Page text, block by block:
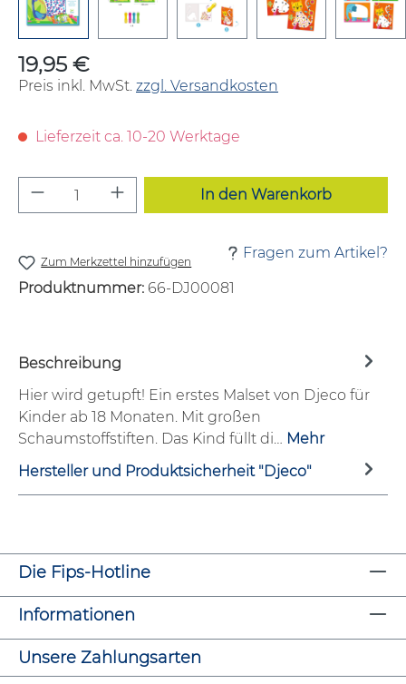
Regulärer Preis:
19,95 €
Preis inkl. MwSt. zzgl. Versandkosten
Lieferzeit ca. 10-20 Werktage
Produkt Anzahl: Gib den
In den Warenkorb
Zum Merkzettel hinzufügen
Fragen zum Artikel?
Produktnummer: 66-DJ00081
Beschreibung
Hier wird getupft! Ein erstes Malset von Djeco für
Kinder ab 18 Monaten. Mit großen
Schaumstoffstiften. Das Kind füllt di… Mehr
Hersteller und Produktsicherheit "Djeco"
Die Fips-Hotline
Informationen
Unsere Zahlungsarten